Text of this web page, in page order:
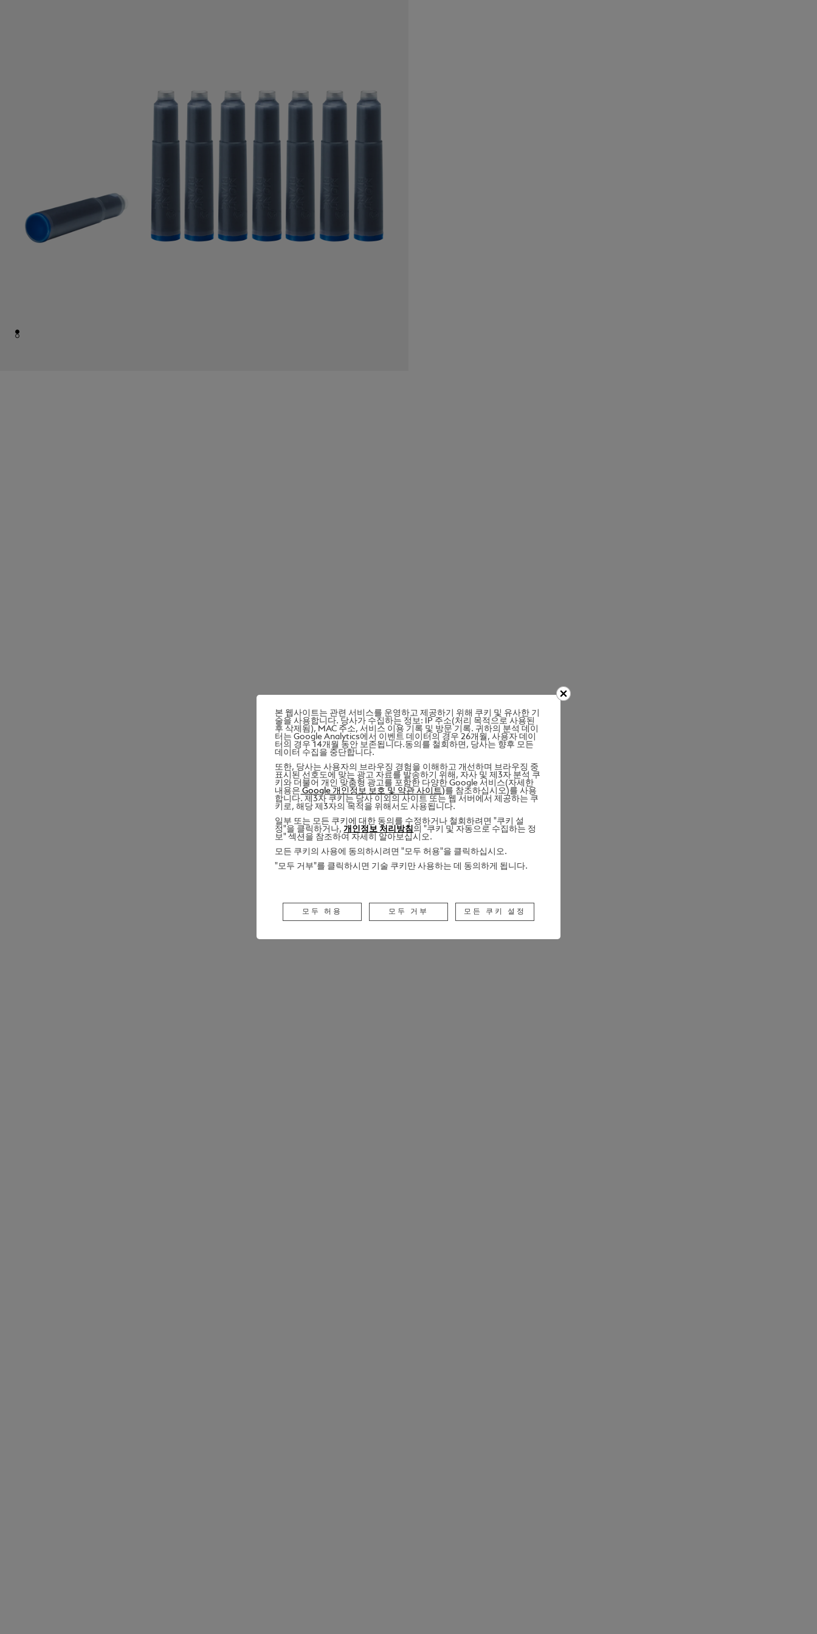
본 웹사이트는 관련 서비스를 운영하고 제공하기 위해 쿠키 및 유사한 기
술을 사용합니다. 당사가 수집하는 정보: IP 주소(처리 목적으로 사용된
후 삭제됨), MAC 주소, 서비스 이용 기록 및 방문 기록. 귀하의 분석 데이
터는 Google Analytics에서 이벤트 데이터의 경우 26개월, 사용자 데이
터의 경우 14개월 동안 보존됩니다.동의를 철회하면, 당사는 향후 모든
데이터 수집을 중단합니다.
또한, 당사는 사용자의 브라우징 경험을 이해하고 개선하며 브라우징 중
표시된 선호도에 맞는 광고 자료를 발송하기 위해, 자사 및 제3자 분석 쿠
키와 더불어 개인 맞춤형 광고를 포함한 다양한 Google 서비스(자세한
내용은 Google 개인정보 보호 및 약관 사이트)를 참조하십시오)를 사용
합니다. 제3자 쿠키는 당사 이외의 사이트 또는 웹 서버에서 제공하는 쿠
키로, 해당 제3자의 목적을 위해서도 사용됩니다.
일부 또는 모든 쿠키에 대한 동의를 수정하거나 철회하려면 "쿠키 설
정"을 클릭하거나,개인정보 처리방침 의 "쿠키 및 자동으로 수집하는 정
보" 섹션을 참조하여 자세히 알아보십시오.
모든 쿠키의 사용에 동의하시려면 "모두 허용"을 클릭하십시오.
"모두 거부"를 클릭하시면 기술 쿠키만 사용하는 데 동의하게 됩니다.
모두 허용 모두 거부 모든 쿠키 설정